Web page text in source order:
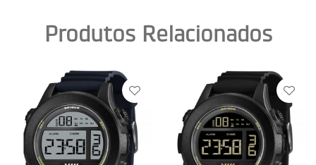
Produtos Relacionados